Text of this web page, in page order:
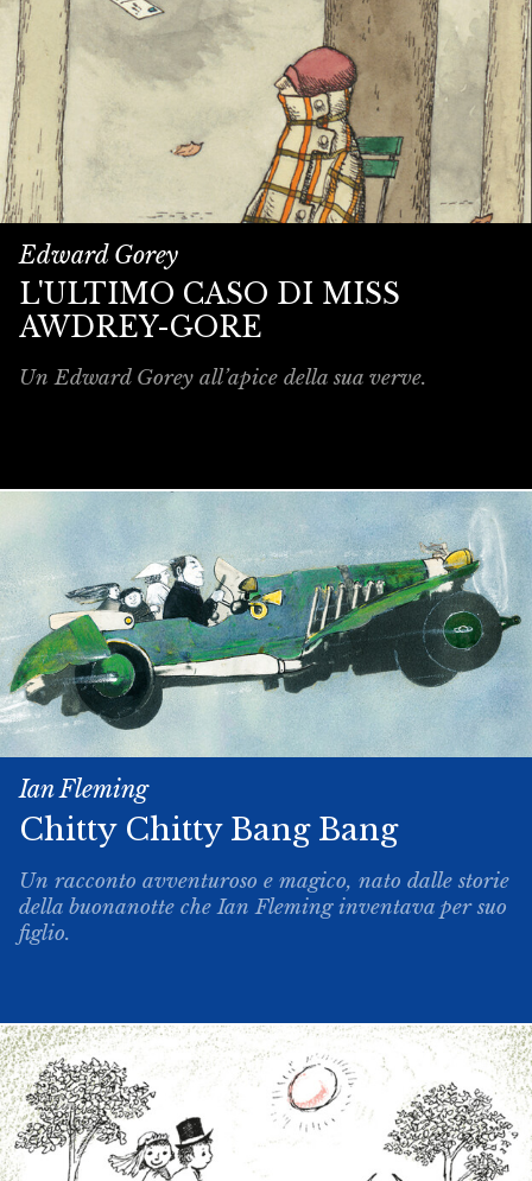
Edward Gorey
L'ULTIMO CASO DI MISS
AWDREY-GORE
Un Edward Gorey all’apice della sua verve.
Ian Fleming
Chitty­ Chitty ­Bang ­Bang
Un racconto avventuroso e magico, nato dalle storie
della buonanotte che Ian Fleming inventava per suo
figlio.